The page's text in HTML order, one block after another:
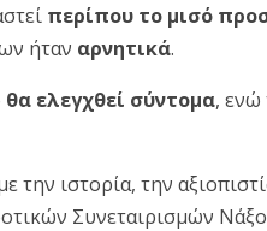
περίπου το μισό
ήταν αρνητικά.
θα ελεγχθεί σύντομα, ενώ
την ιστορία, την
Συνεταιρισμών